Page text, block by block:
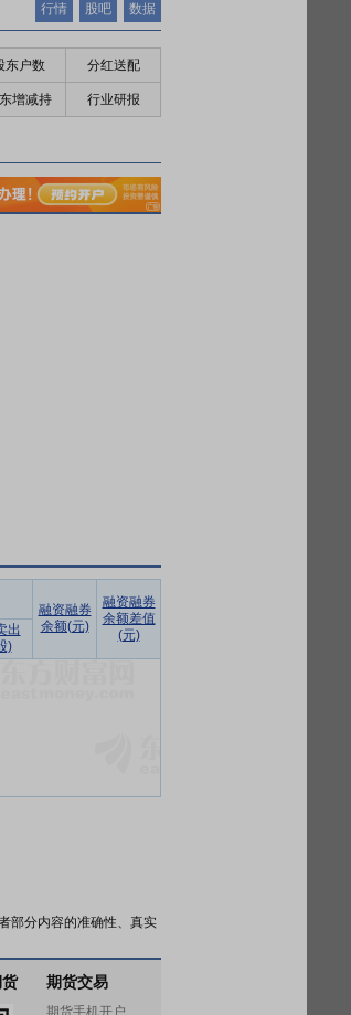
行情 股吧 数据
东户数 分红送配
增减持 行业研报
融资融券
余额(元)
融资融券
余额差值
(元)
出
)
部分内容的准确性、真实
期货交易
期货手机开户